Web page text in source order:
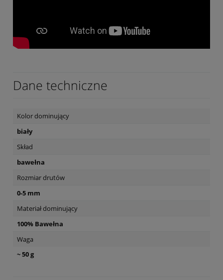
Dane techniczne
Kolor dominujący
biały
Skład
bawełna
Rozmiar drutów
0-5 mm
Materiał dominujący
100% Bawełna
Waga
~ 50 g